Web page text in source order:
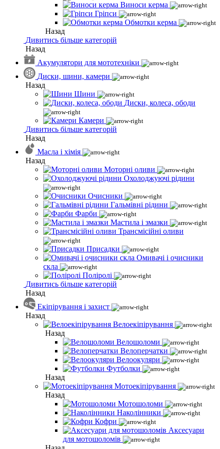
Виноси керма
Гріпси
Обмотки керма
Назад
Дивитись більше категорій
Назад
Акумулятори для мототехніки
Диски, шини, камери
Назад
Шини
Диски, колеса, ободи
Камери
Дивитись більше категорій
Назад
Масла і хімія
Назад
Моторні оливи
Охолоджуючі рідини
Очисники
Гальмівні рідини
Фарби
Мастила і змазки
Трансмісійні оливи
Присадки
Омивачі і очисники
скла
Поліролі
Дивитись більше категорій
Назад
Екіпірування і захист
Назад
Велоекіпірування
Назад
Велошоломи
Велоперчатки
Велоокуляри
Футболки
Назад
Мотоекіпірування
Назад
Мотошоломи
Наколінники
Кофри
Аксесуари
для мотошоломів